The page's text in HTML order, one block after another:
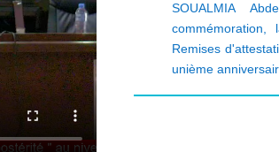
SOUALMIA
commémoration,
Remises
unième